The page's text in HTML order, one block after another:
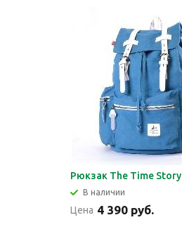
Рюкзак The Time Story
В наличии
Цена 4 390 руб.